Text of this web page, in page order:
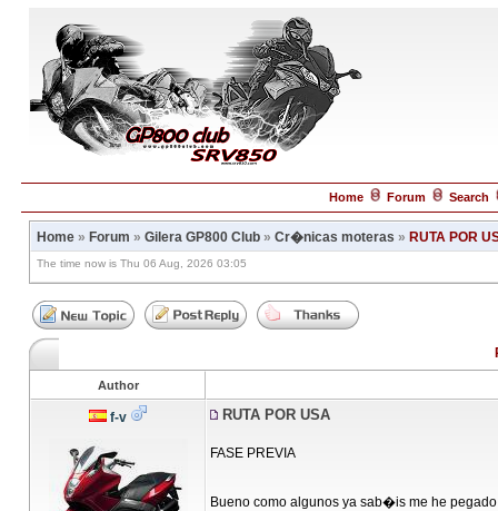
Home Forum Search
Home » Forum » Gilera GP800 Club » Cr�nicas moteras » RUTA POR
The time now is Thu 06 Aug, 2026 03:05
Author
f-v RUTA POR USA
FASE PREVIA
Bueno como algunos ya sab�is me he